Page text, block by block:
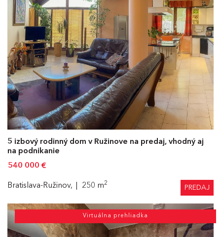
5 izbový rodinný dom v Ružinove na predaj, vhodný aj
na podnikanie
540 000 €
Bratislava-Ružinov, 250 m2
PREDAJ
Virtuálna prehliadka